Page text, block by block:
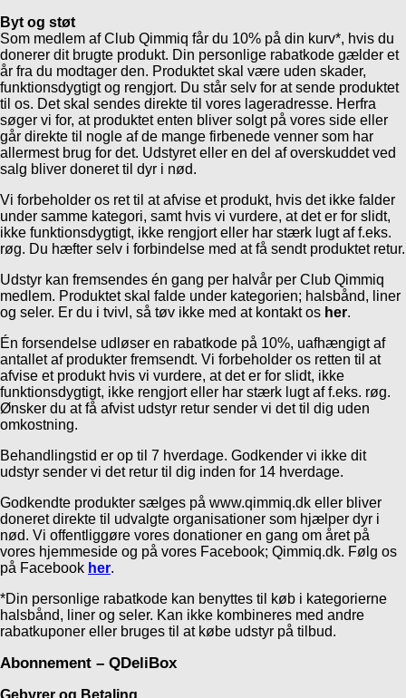
Byt og støt
Som medlem af Club Qimmiq får du 10% på din kurv*, hvis du
donerer dit brugte produkt. Din personlige rabatkode gælder et
år fra du modtager den. Produktet skal være uden skader,
funktionsdygtigt og rengjort. Du står selv for at sende produktet
til os. Det skal sendes direkte til vores lageradresse. Herfra
søger vi for, at produktet enten bliver solgt på vores side eller
går direkte til nogle af de mange firbenede venner som har
allermest brug for det. Udstyret eller en del af overskuddet ved
salg bliver doneret til dyr i nød.
Vi forbeholder os ret til at afvise et produkt, hvis det ikke falder
under samme kategori, samt hvis vi vurdere, at det er for slidt,
ikke funktionsdygtigt, ikke rengjort eller har stærk lugt af f.eks.
røg. Du hæfter selv i forbindelse med at få sendt produktet retur.
Udstyr kan fremsendes én gang per halvår per Club Qimmiq
medlem. Produktet skal falde under kategorien; halsbånd, liner
og seler. Er du i tvivl, så tøv ikke med at kontakt os her.
Én forsendelse udløser en rabatkode på 10%, uafhængigt af
antallet af produkter fremsendt. Vi forbeholder os retten til at
afvise et produkt hvis vi vurdere, at det er for slidt, ikke
funktionsdygtigt, ikke rengjort eller har stærk lugt af f.eks. røg.
Ønsker du at få afvist udstyr retur sender vi det til dig uden
omkostning.
Behandlingstid er op til 7 hverdage. Godkender vi ikke dit
udstyr sender vi det retur til dig inden for 14 hverdage.
Godkendte produkter sælges på www.qimmiq.dk eller bliver
doneret direkte til udvalgte organisationer som hjælper dyr i
nød. Vi offentliggøre vores donationer en gang om året på
vores hjemmeside og på vores Facebook; Qimmiq.dk. Følg os
på Facebook her.
*Din personlige rabatkode kan benyttes til køb i kategorierne
halsbånd, liner og seler. Kan ikke kombineres med andre
rabatkuponer eller bruges til at købe udstyr på tilbud.
Abonnement – QDeliBox
Gebyrer og Betaling